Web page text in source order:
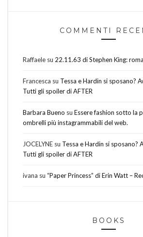
COMMENTI
Raffaele su 22.11.63 di Stephen King:
Francesca su Tessa e Hardin si sposano?
Tutti gli spoiler di AFTER
Barbara Bueno su Essere fashion sotto la
ombrelli più instagrammabili del web.
JOCELYNE su Tessa e Hardin si sposano?
Tutti gli spoiler di AFTER
ivana su “Paper Princess” di Erin Watt –
BOOKS